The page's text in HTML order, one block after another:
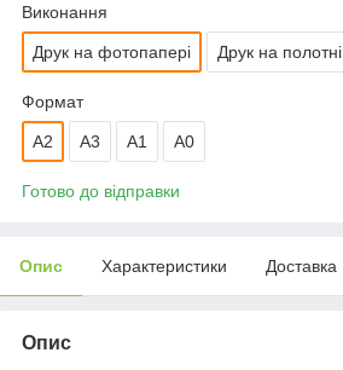
Виконання
Друк на фотопапері Друк на полотні
Формат
A2 A3 А1 A0
Готово до відправки
Опис Характеристики Доставка
Опис